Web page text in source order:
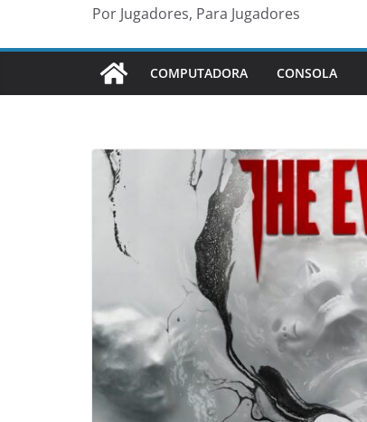
Por Jugadores, Para Jugadores
COMPUTADORA CONSOLA